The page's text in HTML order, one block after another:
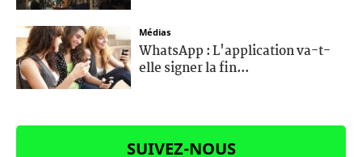
Médias
WhatsApp : L'application va-t-
elle signer la fin...
SUIVEZ-NOUS